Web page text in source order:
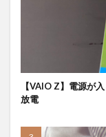
【VAIO Z】電源が
放電